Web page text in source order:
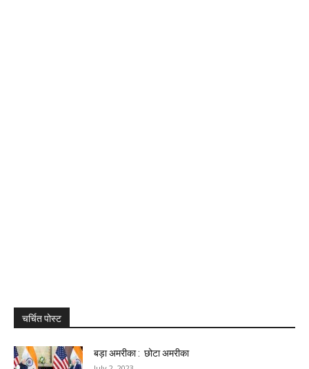
चर्चित पोस्ट
बड़ा अमरीका : छोटा अमरीका